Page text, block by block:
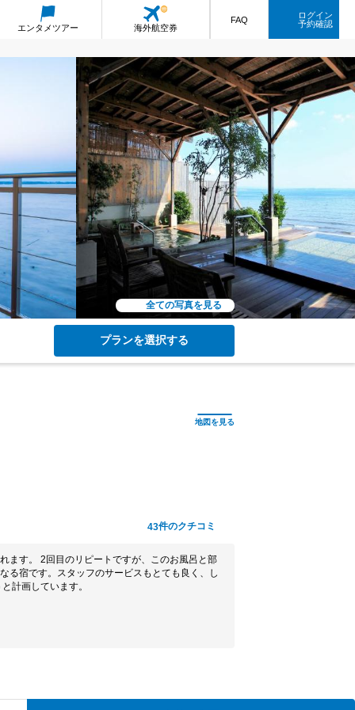
エンタメツアー 海外航空券
FAQ
ログイン
予約確認
全ての写真を見る
プランを選択する
43件のクチコミ
ます。 2回目のリピートですが、このお風呂と部
る宿です。スタッフのサービスもとても良く、し
計画しています。